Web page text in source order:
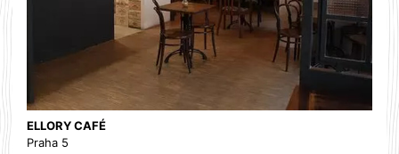
ELLORY CAFÉ
Praha 5